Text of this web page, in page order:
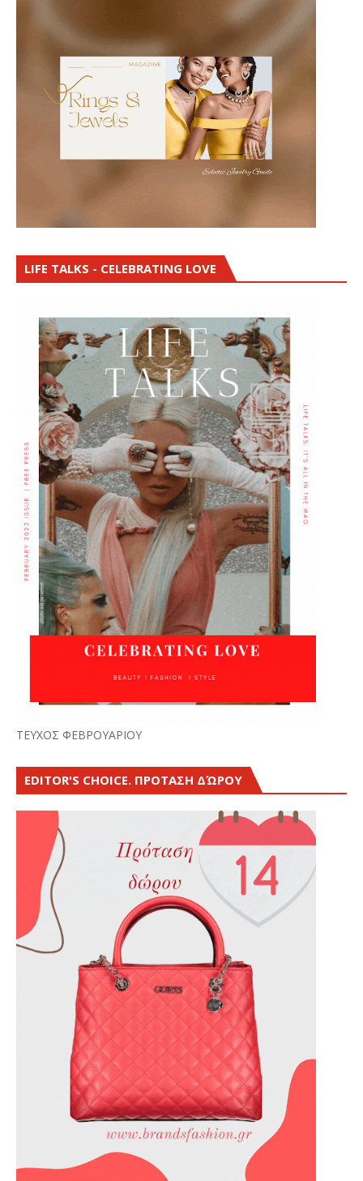
LIFE TALKS - CELEBRATING LOVE
ΤΕΥΧΟΣ ΦΕΒΡΟΥΑΡΙΟΥ
EDITOR'S CHOICE. ΠΡΟΤΑΣΗ ΔΏΡΟΥ